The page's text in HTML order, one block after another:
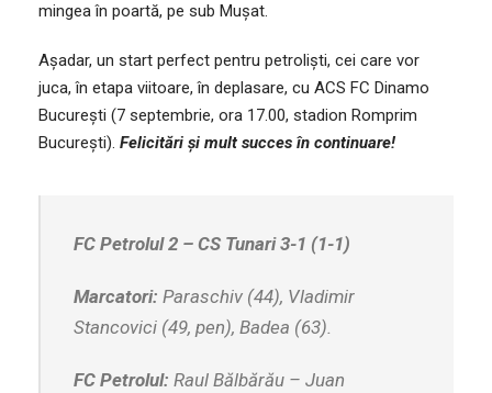
mingea în poartă, pe sub Mușat.
Așadar, un start perfect pentru petroliști, cei care vor
juca, în etapa viitoare, în deplasare, cu ACS FC Dinamo
București (7 septembrie, ora 17.00, stadion Romprim
București). Felicitări și mult succes în continuare!
FC Petrolul 2 – CS Tunari 3-1 (1-1)
Marcatori: Paraschiv (44), Vladimir
Stancovici (49, pen), Badea (63).
FC Petrolul: Raul Bălbărău – Juan